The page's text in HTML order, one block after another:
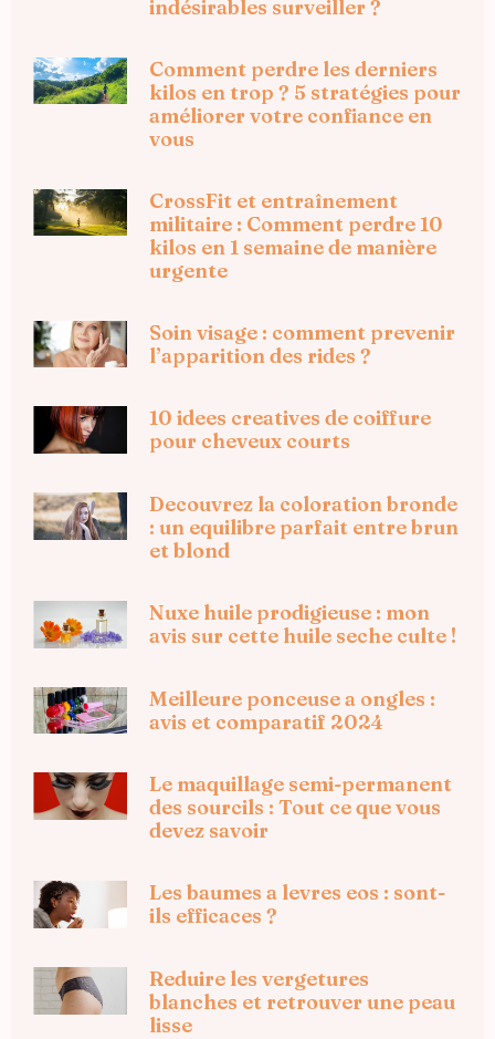
indésirables surveiller ?
Comment perdre les derniers
kilos en trop ? 5 stratégies pour
améliorer votre confiance en
vous
CrossFit et entraînement
militaire : Comment perdre 10
kilos en 1 semaine de manière
urgente
Soin visage : comment prevenir
l’apparition des rides ?
10 idees creatives de coiffure
pour cheveux courts
Decouvrez la coloration bronde
: un equilibre parfait entre brun
et blond
Nuxe huile prodigieuse : mon
avis sur cette huile seche culte !
Meilleure ponceuse a ongles :
avis et comparatif 2024
Le maquillage semi-permanent
des sourcils : Tout ce que vous
devez savoir
Les baumes a levres eos : sont-
ils efficaces ?
Reduire les vergetures
blanches et retrouver une peau
lisse